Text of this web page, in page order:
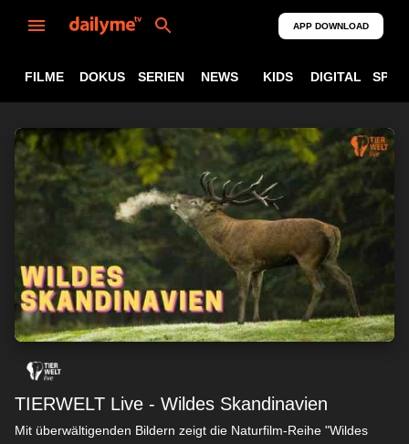
APP DOWNLOAD
FILME DOKUS SERIEN NEWS KIDS DIGITAL
TIERWELT Live - Wildes Skandinavien
Mit überwältigenden Bildern zeigt die Naturfilm-Reihe "Wildes